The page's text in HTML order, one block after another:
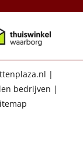
|
bedrijven |